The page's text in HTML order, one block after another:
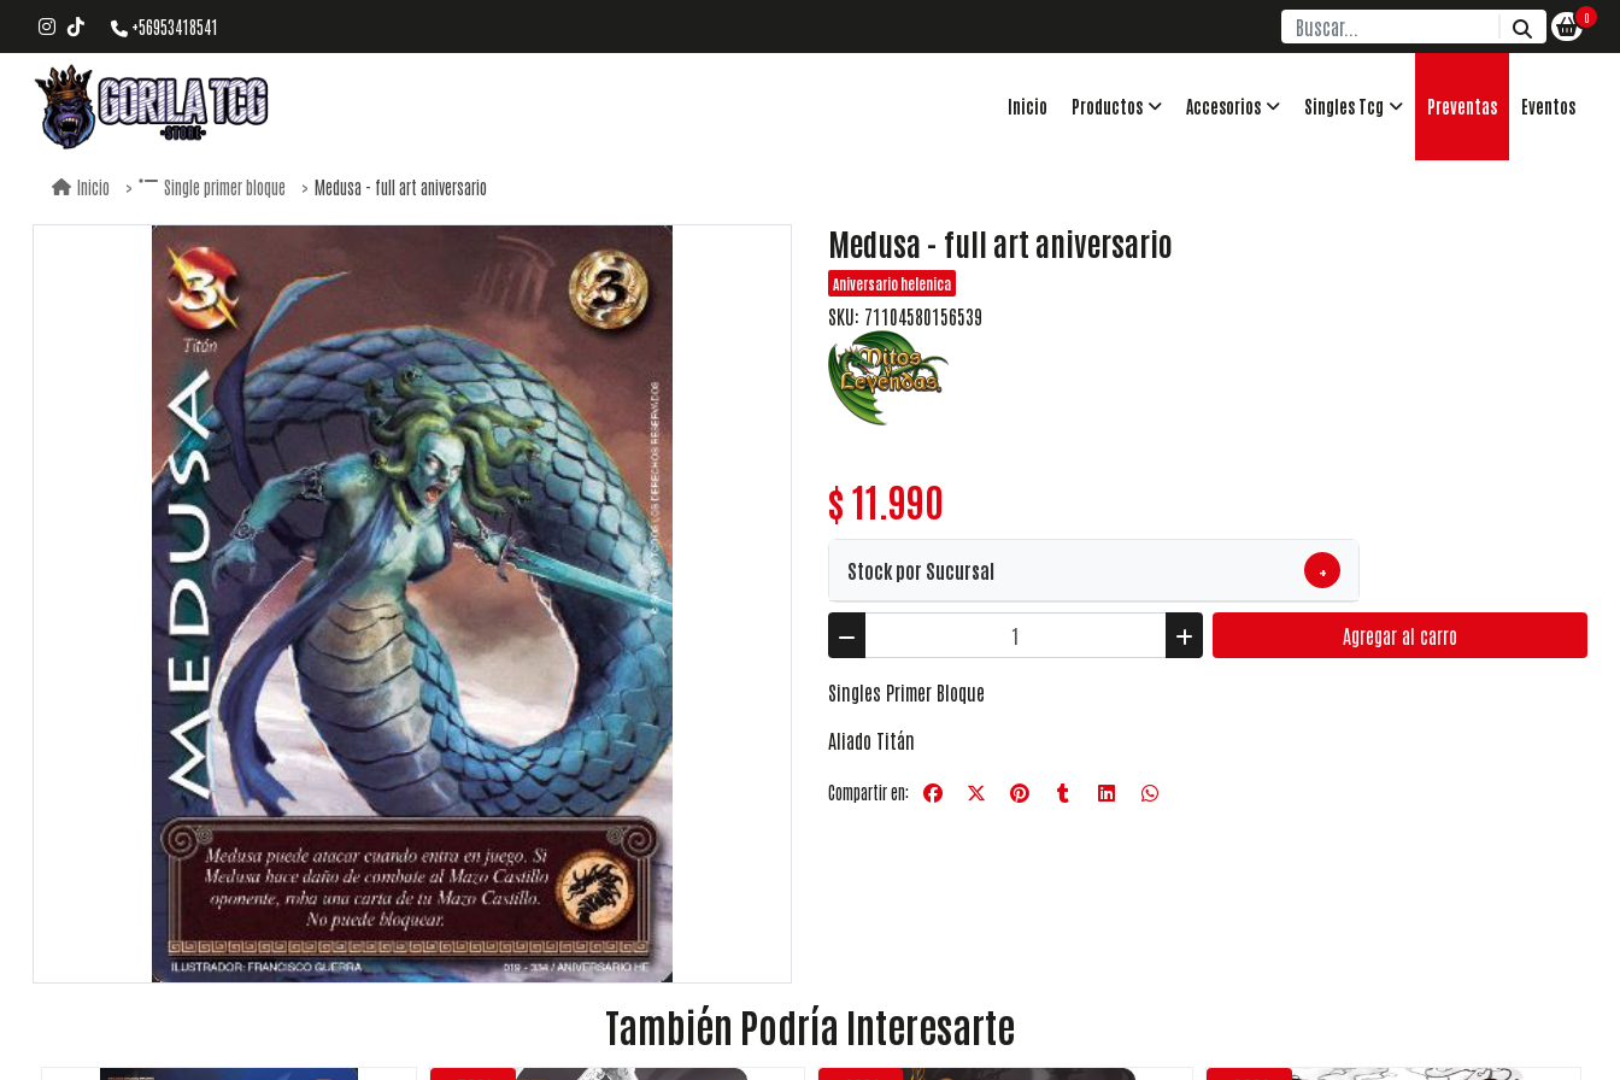
+56953418541 0
Inicio Productos Accesorios Singles Tcg Preventas Eventos
Inicio Single primer bloque Medusa - full art aniversario
Medusa - full art aniversario
Aniversario helenica
SKU: 71104580156539
$ 11.990
Stock por Sucursal +
Agregar al carro
Singles Primer Bloque
Aliado Titán
Compartir en:
También Podría Interesarte